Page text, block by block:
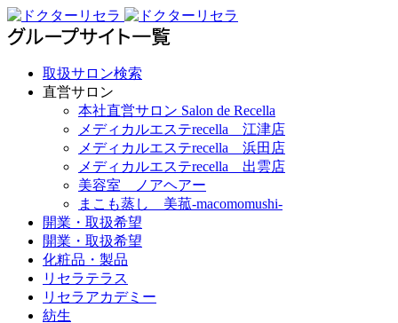
取扱サロン検索
直営サロン
本社直営サロン Salon de Recella
メディカルエステrecella 江津店
メディカルエステrecella 浜田店
メディカルエステrecella 出雲店
美容室 ノアヘアー
まこも蒸し 美菰-macomomushi-
開業・取扱希望
開業・取扱希望
化粧品・製品
リセラテラス
リセラアカデミー
紡生